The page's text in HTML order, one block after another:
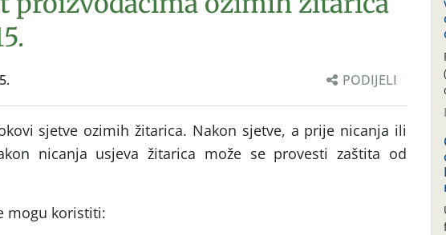
PODIJELI
sjetve ozimih žitarica. Nakon sjetve, a prije nicanja ili
nicanja usjeva žitarica može se provesti zaštita od
mogu koristiti: